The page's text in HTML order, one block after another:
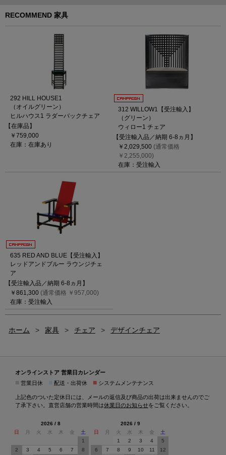
RECOMMEND 家具
292 HILL HOUSE1
（オイルグリーン）
ヒルハウス1 ラダーバックチェア
【在庫品】
￥759,000
在庫：在庫あり
312 WILLOW1【受注輸入】
（グリーン）
ウィロー1 チェア
【受注輸入品／納期 6-8ヵ月】
￥2,029,500 (通常価格
￥2,255,000)
在庫：受注輸入
635 RED AND BLUE【受注輸入】
レッドアンドブルー ラウンジチェ
ア
【受注輸入品／納期 6-8ヵ月】
￥861,300 (通常価格 ￥957,000)
在庫：受注輸入
ホーム > 家具 > チェア > デザインチェア
オンラインストア 営業日カレンダー
営業日休 配送・出荷休 ■ システムメンテナンス
上記色のついた定休日には、メールの返信及び商品の出荷は出来ませんのでご
了承下さい。直営店舗の営業時間は休業日のお知らせをご覧ください。
2026 / 8
日
月 火 水 木 金
土
1
2
3 4 5 6 7
8
2026 / 9
日
月 火 水 木 金
土
1
2 3 4
5
6
7 8 9 10 11
12